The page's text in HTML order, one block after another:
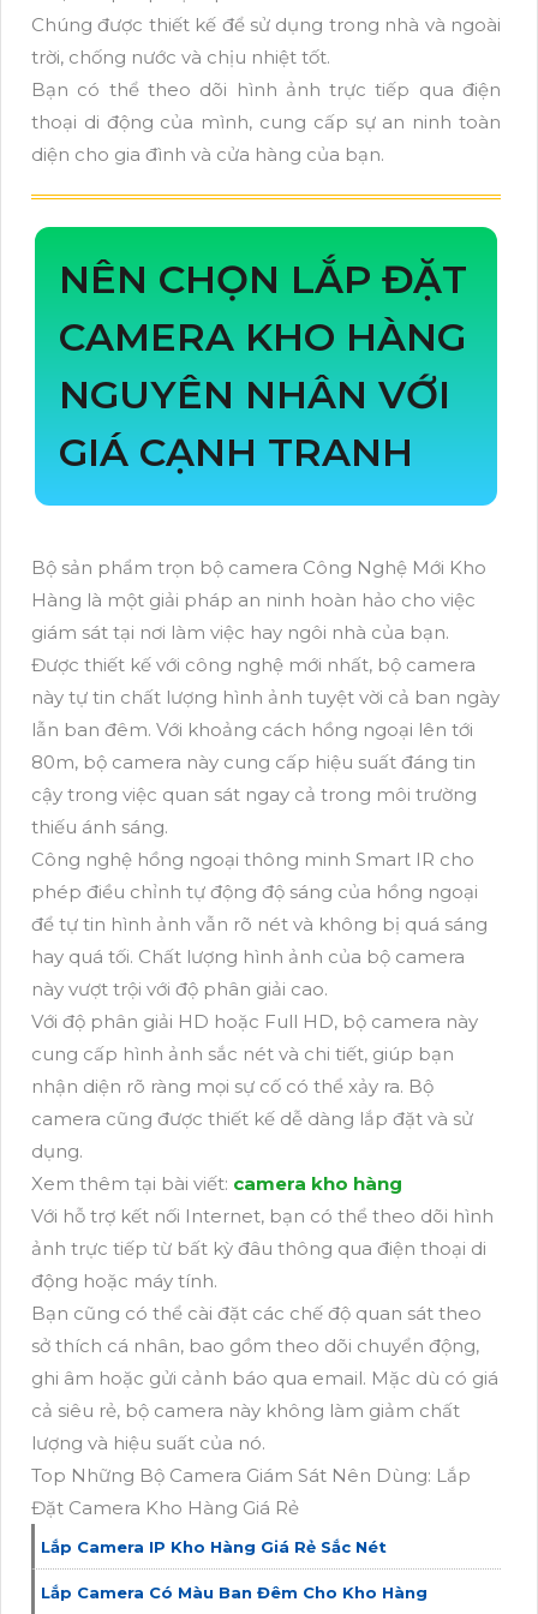
Chúng được thiết kế để sử dụng trong nhà và ngoài
trời, chống nước và chịu nhiệt tốt.
Bạn có thể theo dõi hình ảnh trực tiếp qua điện
thoại di động của mình, cung cấp sự an ninh toàn
diện cho gia đình và cửa hàng của bạn.
NÊN CHỌN LẮP ĐẶT
CAMERA KHO HÀNG
NGUYÊN NHÂN VỚI
GIÁ CẠNH TRANH
Bộ sản phẩm trọn bộ camera Công Nghệ Mới Kho
Hàng là một giải pháp an ninh hoàn hảo cho việc
giám sát tại nơi làm việc hay ngôi nhà của bạn.
Được thiết kế với công nghệ mới nhất, bộ camera
này tự tin chất lượng hình ảnh tuyệt vời cả ban ngày
lẫn ban đêm. Với khoảng cách hồng ngoại lên tới
80m, bộ camera này cung cấp hiệu suất đáng tin
cậy trong việc quan sát ngay cả trong môi trường
thiếu ánh sáng.
Công nghệ hồng ngoại thông minh Smart IR cho
phép điều chỉnh tự động độ sáng của hồng ngoại
để tự tin hình ảnh vẫn rõ nét và không bị quá sáng
hay quá tối. Chất lượng hình ảnh của bộ camera
này vượt trội với độ phân giải cao.
Với độ phân giải HD hoặc Full HD, bộ camera này
cung cấp hình ảnh sắc nét và chi tiết, giúp bạn
nhận diện rõ ràng mọi sự cố có thể xảy ra. Bộ
camera cũng được thiết kế dễ dàng lắp đặt và sử
dụng.
Xem thêm tại bài viết: camera kho hàng
Với hỗ trợ kết nối Internet, bạn có thể theo dõi hình
ảnh trực tiếp từ bất kỳ đâu thông qua điện thoại di
động hoặc máy tính.
Bạn cũng có thể cài đặt các chế độ quan sát theo
sở thích cá nhân, bao gồm theo dõi chuyển động,
ghi âm hoặc gửi cảnh báo qua email. Mặc dù có giá
cả siêu rẻ, bộ camera này không làm giảm chất
lượng và hiệu suất của nó.
Top Những Bộ Camera Giám Sát Nên Dùng: Lắp
Đặt Camera Kho Hàng Giá Rẻ
Lắp Camera IP Kho Hàng Giá Rẻ Sắc Nét
Lắp Camera Có Màu Ban Đêm Cho Kho Hàng